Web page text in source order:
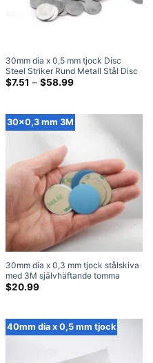
30mm dia x 0,5 mm tjock Disc
Steel Striker Rund Metall Stål Disc
Strike Plates
$7.51 – $58.99Prisklass:
30x0,3 mm 3M
30mm dia x 0,3 mm tjock stålskiva
med 3M självhäftande tomma
runda metallslagplåtar (100 Packa)
$20.99
40mm dia x 0,5 mm tjock